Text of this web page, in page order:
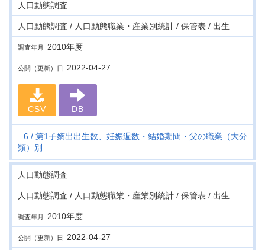
人口動態調査
人口動態調査 / 人口動態職業・産業別統計 / 保管表 / 出生
調査年月 2010年度
公開（更新）日 2022-04-27
CSV DB
6
第1子嫡出出生数、妊娠週数・結婚期間・父の職業（大分
類）別
人口動態調査
人口動態調査 / 人口動態職業・産業別統計 / 保管表 / 出生
調査年月 2010年度
公開（更新）日 2022-04-27